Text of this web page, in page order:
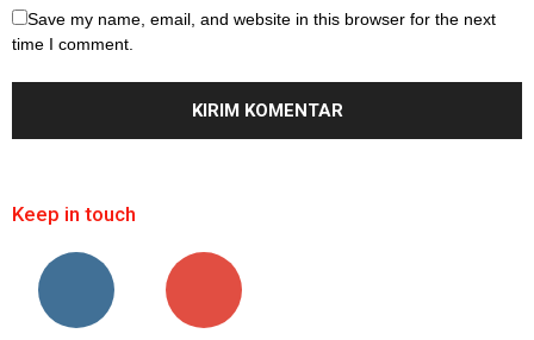
Save my name, email, and website in this browser for the next
time I comment.
Keep in touch